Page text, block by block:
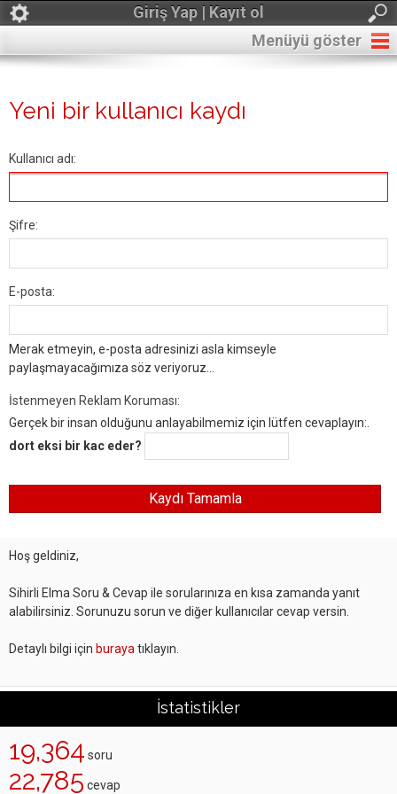
Giriş Yap | Kayıt ol
Menüyü göster
Yeni bir kullanıcı kaydı
Kullanıcı adı:
Şifre:
E-posta:
Merak etmeyin, e-posta adresinizi asla kimseyle
paylaşmayacağımıza söz veriyoruz...
İstenmeyen Reklam Koruması:
Gerçek bir insan olduğunu anlayabilmemiz için lütfen cevaplayın:.
dort eksi bir kac eder?
Hoş geldiniz,
Sihirli Elma Soru & Cevap ile sorularınıza en kısa zamanda yanıt
alabilirsiniz. Sorunuzu sorun ve diğer kullanıcılar cevap versin.
Detaylı bilgi için buraya tıklayın.
İstatistikler
19,364 soru
22,785 cevap